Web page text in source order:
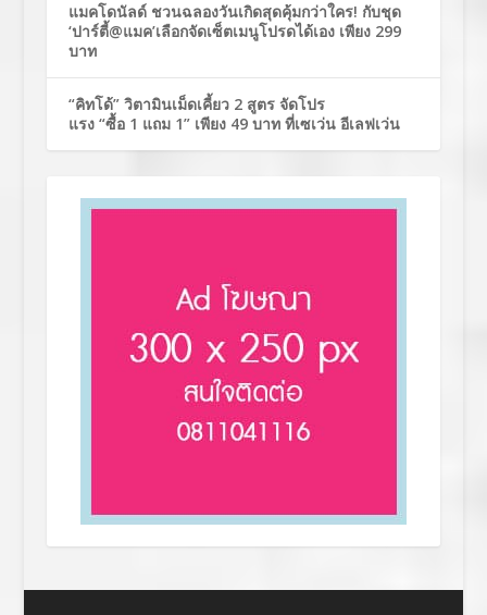
แมคโดนัลด์ ชวนฉลองวันเกิดสุดคุ้มกว่าใคร! กับชุด
‘ปาร์ตี้@แมค’เลือกจัดเซ็ตเมนูโปรดได้เอง เพียง 299
บาท
“คิทโด้” วิตามินเม็ดเคี้ยว 2 สูตร จัดโปร
แรง “ซื้อ 1 แถม 1” เพียง 49 บาท ที่เซเว่น อีเลฟเว่น